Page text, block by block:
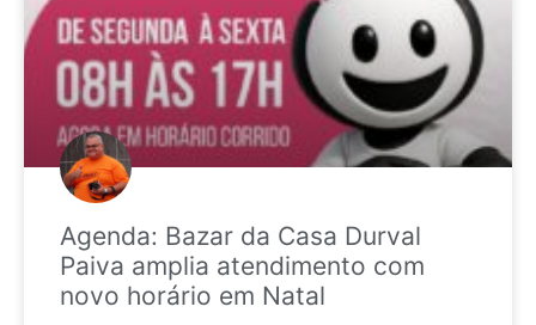
Agenda: Bazar da Casa Durval
Paiva amplia atendimento com
novo horário em Natal